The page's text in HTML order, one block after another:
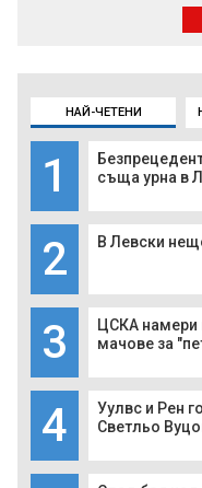
НАЙ-ЧЕТЕНИ
1
съща урна в
2 В Левски
3
ЦСКА намери
мачове за
4
Уулвс и Рен
Светльо